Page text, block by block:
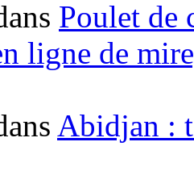
Poulet de
ligne de
Abidjan :